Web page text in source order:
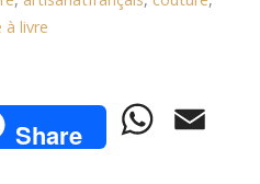
livre
Share WhatsApp